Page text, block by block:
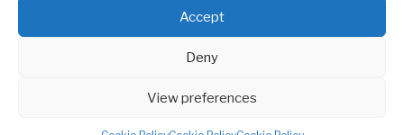
Accept
Deny
View preferences